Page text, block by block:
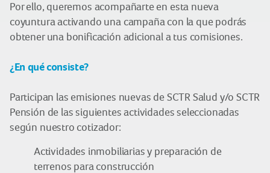
Por ello, queremos acompañarte en esta nueva
coyuntura activando una campaña con la que podrás
obtener una bonificación adicional a tus comisiones.
¿En qué consiste?
Participan las emisiones nuevas de SCTR Salud y/o SCTR
Pensión de las siguientes actividades seleccionadas
según nuestro cotizador:
Actividades inmobiliarias y preparación de
terrenos para construcción